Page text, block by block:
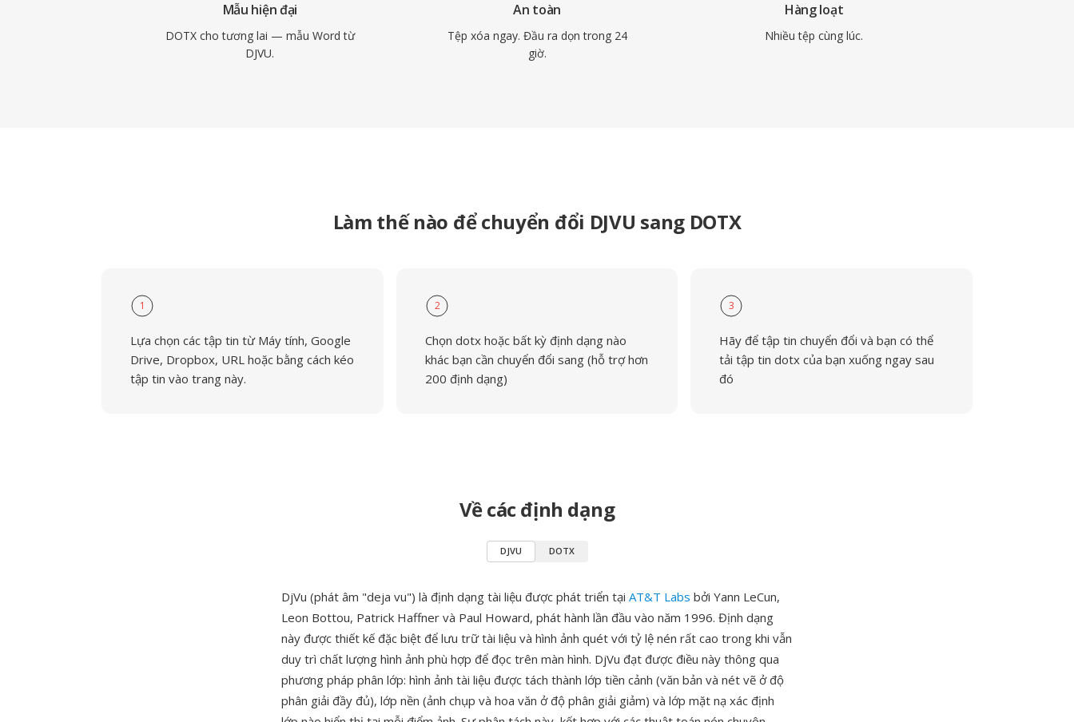
Mẫu hiện đại
DOTX cho tương lai — mẫu Word từ
DJVU.
An toàn
Tệp xóa ngay. Đầu ra dọn trong 24
giờ.
Hàng loạt
Nhiều tệp cùng lúc.
Làm thế nào để chuyển đổi DJVU sang DOTX
1
Lựa chọn các tập tin từ Máy tính, Google
Drive, Dropbox, URL hoặc bằng cách kéo
tập tin vào trang này.
2
Chọn dotx hoặc bất kỳ định dạng nào
khác bạn cần chuyển đổi sang (hỗ trợ hơn
200 định dạng)
3
Hãy để tập tin chuyển đổi và bạn có thể
tải tập tin dotx của bạn xuống ngay sau
đó
Về các định dạng
DJVU DOTX
DjVu (phát âm "deja vu") là định dạng tài liệu được phát triển tại AT&T Labs bởi Yann LeCun,
Leon Bottou, Patrick Haffner và Paul Howard, phát hành lần đầu vào năm 1996. Định dạng
này được thiết kế đặc biệt để lưu trữ tài liệu và hình ảnh quét với tỷ lệ nén rất cao trong khi vẫn
duy trì chất lượng hình ảnh phù hợp để đọc trên màn hình. DjVu đạt được điều này thông qua
phương pháp phân lớp: hình ảnh tài liệu được tách thành lớp tiền cảnh (văn bản và nét vẽ ở độ
phân giải đầy đủ), lớp nền (ảnh chụp và hoa văn ở độ phân giải giảm) và lớp mặt nạ xác định